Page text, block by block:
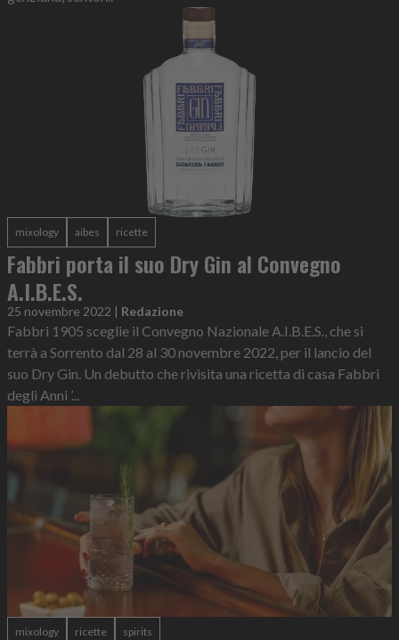
mixology aibes ricette
Fabbri porta il suo Dry Gin al Convegno
A.I.B.E.S.
25 novembre 2022 | Redazione
Fabbri 1905 sceglie il Convegno Nazionale A.I.B.E.S., che si
terrà a Sorrento dal 28 al 30 novembre 2022, per il lancio del
suo Dry Gin. Un debutto che rivisita una ricetta di casa Fabbri
degli Anni ’...
mixology ricette spirits